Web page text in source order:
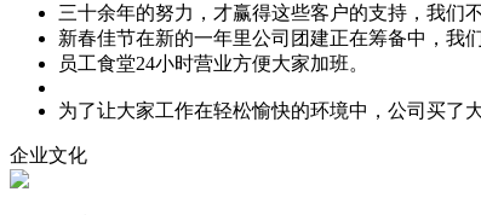
三十余年的努力，才赢得这些客户的支持，我们
新春佳节在新的一年里公司团建正在筹备中，我
员工食堂24小时营业方便大家加班。
为了让大家工作在轻松愉快的环境中，公司买了
企业文化